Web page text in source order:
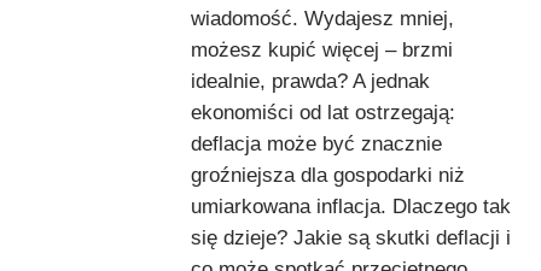
wiadomość. Wydajesz mniej,
możesz kupić więcej – brzmi
idealnie, prawda? A jednak
ekonomiści od lat ostrzegają:
deflacja może być znacznie
groźniejsza dla gospodarki niż
umiarkowana inflacja. Dlaczego tak
się dzieje? Jakie są skutki deflacji i